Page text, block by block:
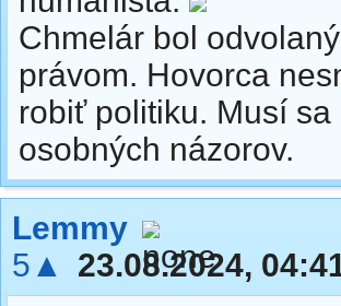
Chmelár bol odvolaný
právom. Hovorca
robiť politiku. Musí
osobných názorov.
Lemmy
5▲
23.08.2024,